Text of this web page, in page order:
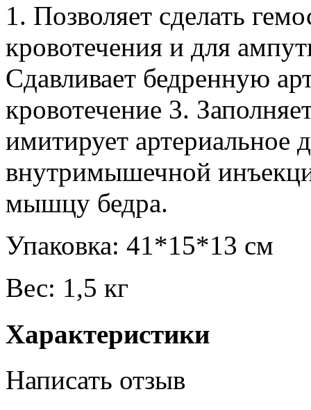
1. Позволяет сделать
кровотечения и для
Сдавливает бедренную
кровотечение 3.
имитирует артериальное
внутримышечной
мышцу бедра.
Упаковка: 41*15*13 см
Вес: 1,5 кг
Характеристики
Написать отзыв